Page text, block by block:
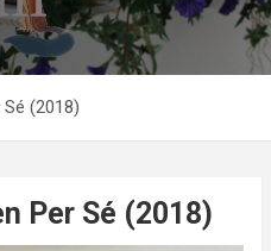
(2018)
Per Sé (2018)